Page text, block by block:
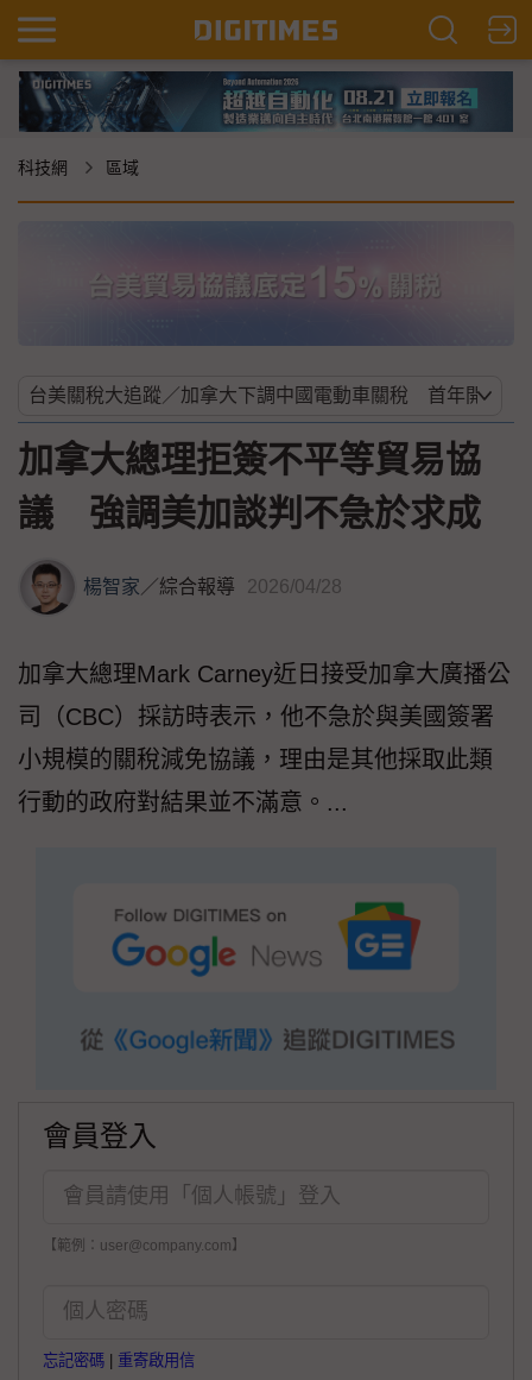
科技網 區域
加拿大總理拒簽不平等貿易協
議 強調美加談判不急於求成
楊智家 ／綜合報導 2026/04/28
加拿大總理Mark Carney近日接受加拿大廣播公
司（CBC）採訪時表示，他不急於與美國簽署
小規模的關稅減免協議，理由是其他採取此類
行動的政府對結果並不滿意。...
會員登入
【範例：user@company.com】
忘記密碼 重寄啟用信